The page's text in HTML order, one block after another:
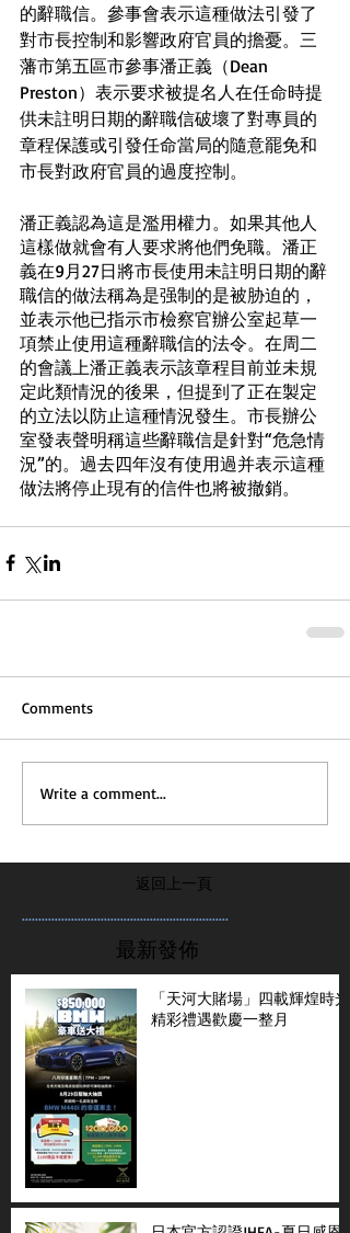
的辭職信。參事會表示這種做法引發了
對市長控制和影響政府官員的擔憂。三
藩市第五區市參事潘正義（Dean
Preston）表示要求被提名人在任命時提
供未註明日期的辭職信破壞了對專員的
章程保護或引發任命當局的隨意罷免和
市長對政府官員的過度控制。
潘正義認為這是濫用權力。如果其他人
這樣做就會有人要求將他們免職。潘正
義在9月27日將市長使用未註明日期的辭
職信的做法稱為是强制的是被胁迫的，
並表示他已指示市檢察官辦公室起草一
項禁止使用這種辭職信的法令。在周二
的會議上潘正義表示該章程目前並未規
定此類情況的後果，但提到了正在製定
的立法以防止這種情況發生。市長辦公
室發表聲明稱這些辭職信是針對“危急情
況”的。過去四年沒有使用過并表示這種
做法將停止現有的信件也將被撤銷。
Comments
Write a comment...
返回上一頁
...............................................................
最新發佈
「天河大賭場」四載輝煌時光
精彩禮遇歡慶一整月